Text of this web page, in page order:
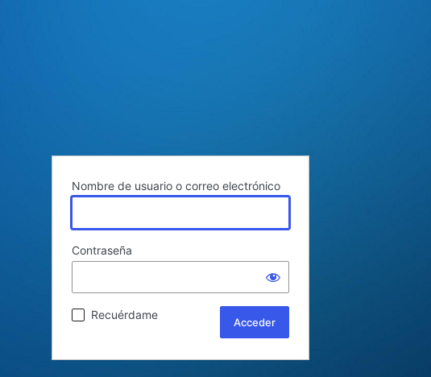
Nombre de usuario o correo electrónico
Contraseña
Recuérdame